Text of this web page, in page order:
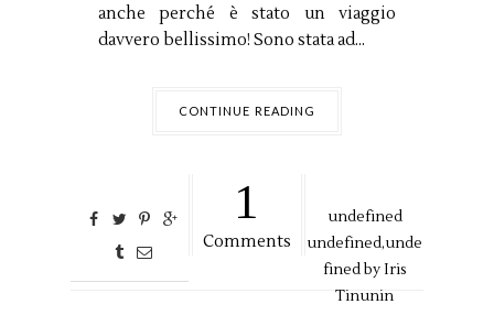
anche perché è stato un viaggio
davvero bellissimo! Sono stata ad...
CONTINUE READING
1
Comments
undefined
undefined,unde
fined byIris
Tinunin